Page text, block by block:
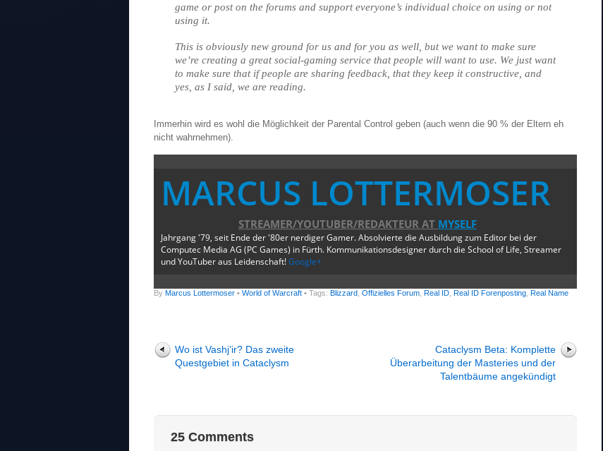
game or post on the forums and support everyone’s individual choice on using or not
using it.
This is obviously new ground for us and for you as well, but we want to make sure
we’re creating a great social-gaming service that people will want to use. We just want
to make sure that if people are sharing feedback, that they keep it constructive, and
yes, as I said, we are reading.
Immerhin wird es wohl die Möglichkeit der Parental Control geben (auch wenn die 90 % der Eltern eh
nicht wahrnehmen).
MARCUS LOTTERMOSER
STREAMER/YOUTUBER/REDAKTEUR AT MYSELF
Jahrgang '79, seit Ende der '80er nerdiger Gamer. Absolvierte die Ausbildung zum Editor bei der
Computec Media AG (PC Games) in Fürth. Kommunikationsdesigner durch die School of Life, Streamer
und YouTuber aus Leidenschaft!Google+
By Marcus Lottermoser • World of Warcraft • Tags: Blizzard Offizielles Forum Real ID Real ID Forenposting Real Name
Wo ist Vashj’ir? Das zweite
Questgebiet in Cataclysm
Cataclysm Beta: Komplette
Überarbeitung der Masteries und der
Talentbäume angekündigt
25 Comments